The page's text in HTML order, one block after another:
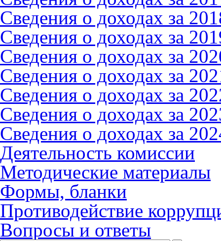
Сведения о доходах за
Сведения о доходах за
Сведения о доходах за
Сведения о доходах за
Сведения о доходах за
Сведения о доходах за
Сведения о доходах за
Деятельность комиссии
Методические материалы
Формы, бланки
Противодействие
Вопросы и ответы